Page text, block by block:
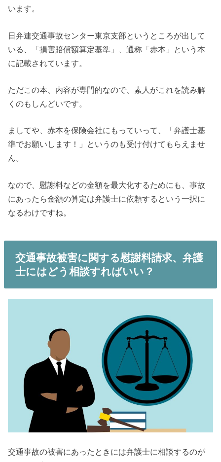
います。
日弁連交通事故センター東京支部というところが出して
いる、「損害賠償額算定基準」、通称「赤本」という本
に記載されています。
ただこの本、内容が専門的なので、素人がこれを読み解
くのもしんどいです。
ましてや、赤本を保険会社にもっていって、「弁護士基
準でお願いします！」というのも受け付けてもらえませ
ん。
なので、慰謝料などの金額を最大化するためにも、事故
にあったら金額の算定は弁護士に依頼するという一択に
なるわけですね。
交通事故被害に関する慰謝料請求、弁護
士にはどう相談すればいい？
交通事故の被害にあったときには弁護士に相談するのが